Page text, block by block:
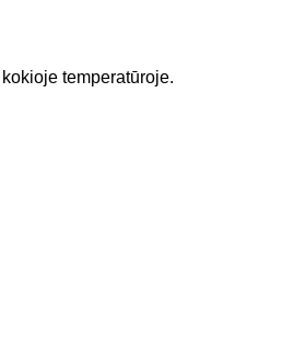
temperatūroje.